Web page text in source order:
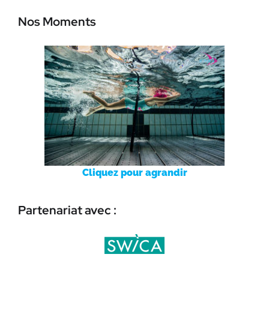
Nos Moments
Cliquez pour agrandir
Partenariat avec :